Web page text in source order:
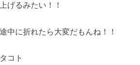
げるみたい！！
中に折れたら大変だもんね！！
コト